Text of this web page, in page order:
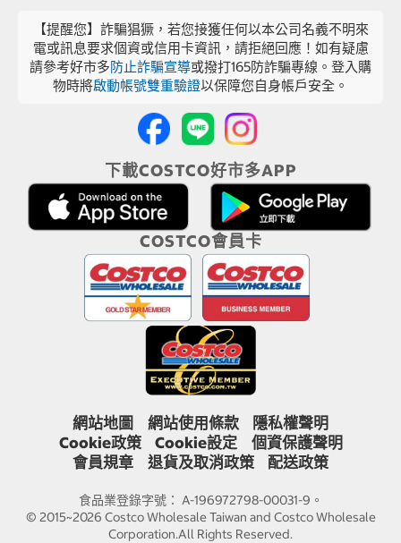
【提醒您】詐騙猖獗，若您接獲任何以本公司名義不明來
電或訊息要求個資或信用卡資訊，請拒絕回應！如有疑慮
請參考好市多防止詐騙宣導或撥打165防詐騙專線。登入購
物時將啟動帳號雙重驗證以保障您自身帳戶安全。
下載COSTCO好市多APP
COSTCO會員卡
網站地圖 網站使用條款
隱私權聲明
Cookie政策
Cookie設定
個資保護聲明
會員規章
退貨及取消政策 配送政策
食品業登錄字號： A-196972798-00031-9。
© 2015~2026 Costco Wholesale Taiwan and Costco Wholesale
Corporation.All Rights Reserved.